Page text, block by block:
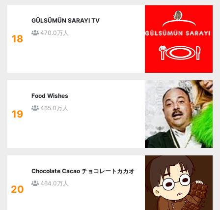
18
GÜLSÜMÜN SARAYI TV
470.0万人
19
Food Wishes
465.0万人
20
Chocolate Cacao チョコレートカカオ
464.0万人